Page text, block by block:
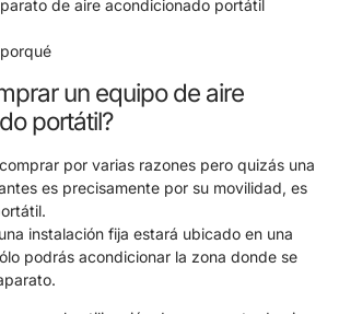
de aire acondicionado portátil
un equipo de aire
portátil?
por varias razones pero quizás una
es precisamente por su movilidad, es
instalación fija estará ubicado en una
podrás acondicionar la zona donde se